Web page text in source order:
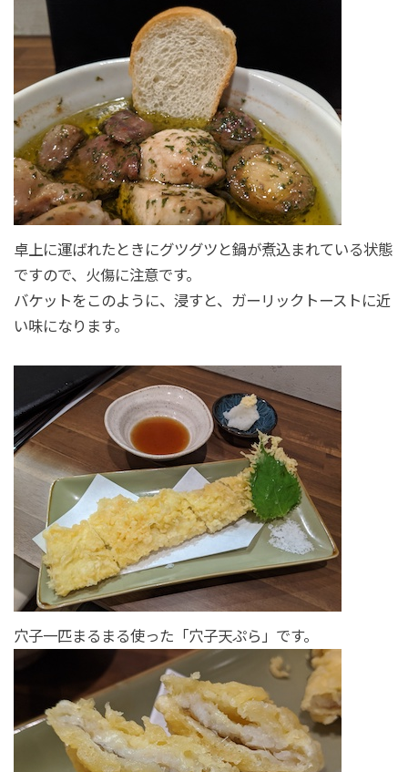
卓上に運ばれたときにグツグツと鍋が煮込まれている状態
ですので、火傷に注意です。
バケットをこのように、浸すと、ガーリックトーストに近
い味になります。
穴子一匹まるまる使った「穴子天ぷら」です。